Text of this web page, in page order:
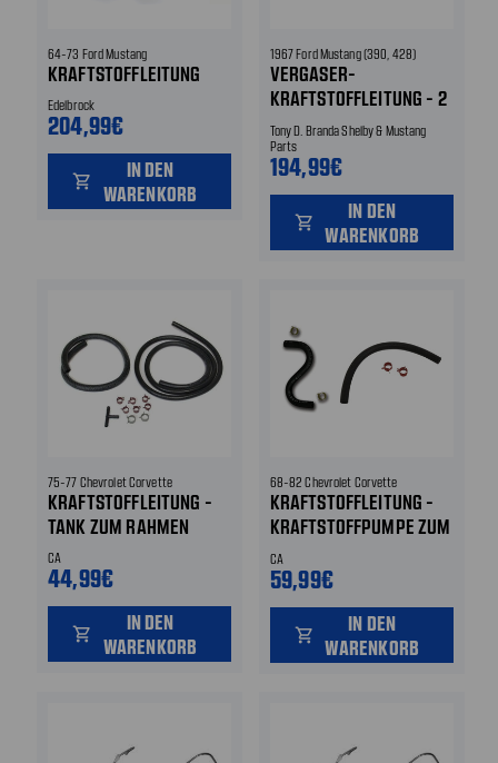
64-73 Ford Mustang
KRAFTSTOFFLEITUNG
Edelbrock
204,99€
shopping_cart
IN DEN
WARENKORB
1967 Ford Mustang (390, 428)
VERGASER-
KRAFTSTOFFLEITUNG - 2
X 4 BBL
Tony D. Branda Shelby & Mustang
Parts
194,99€
shopping_cart
IN DEN
WARENKORB
75-77 Chevrolet Corvette
KRAFTSTOFFLEITUNG -
TANK ZUM RAHMEN
CA
44,99€
shopping_cart
IN DEN
WARENKORB
68-82 Chevrolet Corvette
KRAFTSTOFFLEITUNG -
KRAFTSTOFFPUMPE ZUM
RAHMEN
CA
59,99€
shopping_cart
IN DEN
WARENKORB